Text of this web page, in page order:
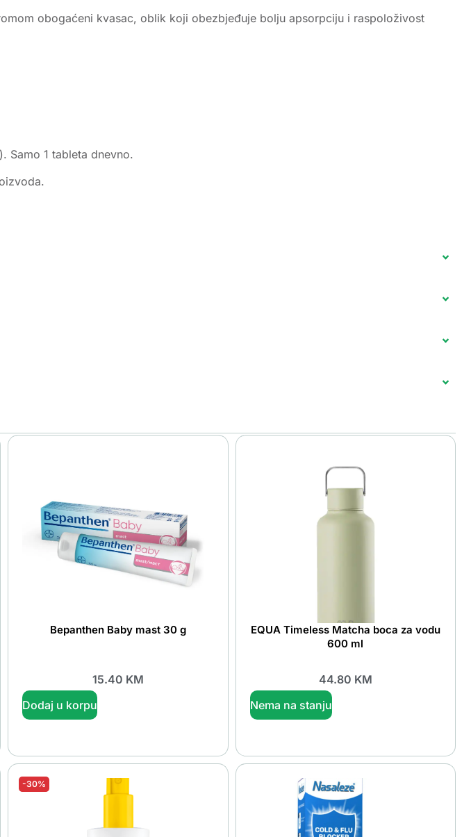
obogaćeni kvasac, oblik koji obezbjeđuje bolju apsorpciju i raspoloživost
Samo 1 tableta dnevno.
Bepanthen Baby mast 30 g
15.40 KM
Dodaj u korpu
EQUA Timeless Matcha boca za vodu
600 ml
44.80 KM
Nema na stanju
-30%